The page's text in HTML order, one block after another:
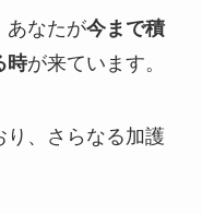
あなたが今まで積
時が来ています。
り、さらなる加護